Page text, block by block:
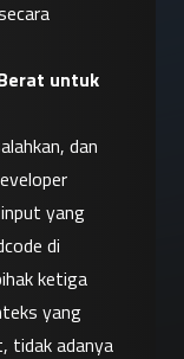
untuk
dan
yang
di
ketiga
yang